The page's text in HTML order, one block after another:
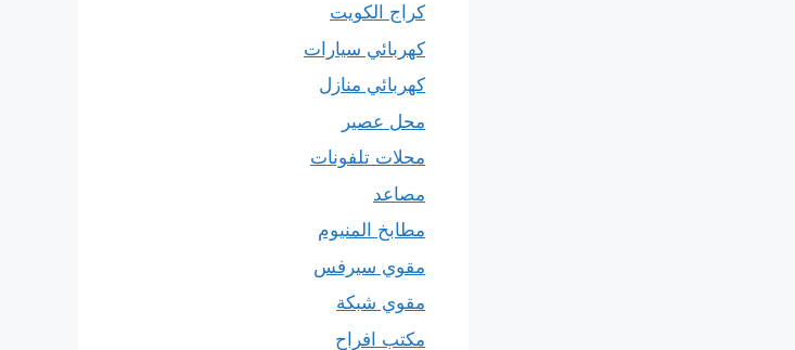
كراج الكويت
كهربائي سيارات
كهربائي منازل
محل عصير
محلات تلفونات
مصاعد
مطابخ المنيوم
مقوي سيرفس
مقوي شبكة
مكتب افراح